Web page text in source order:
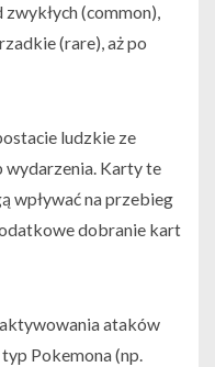
(common),
(rare), aż po
ludzkie ze
Karty te
wpływać na przebieg
dobranie kart
ataków
Pokemona (np.